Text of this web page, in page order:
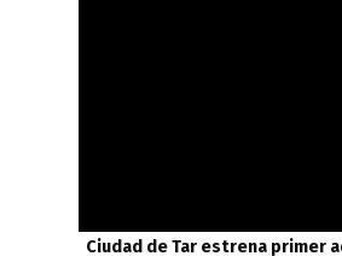
Ciudad de Tar estrena primer